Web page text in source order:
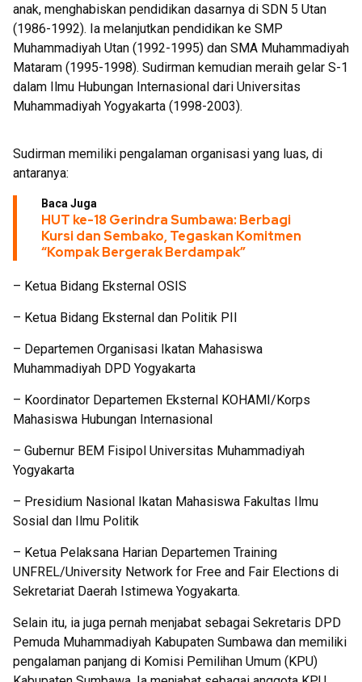
anak, menghabiskan pendidikan dasarnya di SDN 5 Utan
(1986-1992). Ia melanjutkan pendidikan ke SMP
Muhammadiyah Utan (1992-1995) dan SMA Muhammadiyah
Mataram (1995-1998). Sudirman kemudian meraih gelar S-1
dalam Ilmu Hubungan Internasional dari Universitas
Muhammadiyah Yogyakarta (1998-2003).
Sudirman memiliki pengalaman organisasi yang luas, di
antaranya:
Baca Juga
HUT ke-18 Gerindra Sumbawa: Berbagi
Kursi dan Sembako, Tegaskan Komitmen
“Kompak Bergerak Berdampak”
– Ketua Bidang Eksternal OSIS
– Ketua Bidang Eksternal dan Politik PII
– Departemen Organisasi Ikatan Mahasiswa
Muhammadiyah DPD Yogyakarta
– Koordinator Departemen Eksternal KOHAMI/Korps
Mahasiswa Hubungan Internasional
– Gubernur BEM Fisipol Universitas Muhammadiyah
Yogyakarta
– Presidium Nasional Ikatan Mahasiswa Fakultas Ilmu
Sosial dan Ilmu Politik
– Ketua Pelaksana Harian Departemen Training
UNFREL/University Network for Free and Fair Elections di
Sekretariat Daerah Istimewa Yogyakarta.
Selain itu, ia juga pernah menjabat sebagai Sekretaris DPD
Pemuda Muhammadiyah Kabupaten Sumbawa dan memiliki
pengalaman panjang di Komisi Pemilihan Umum (KPU)